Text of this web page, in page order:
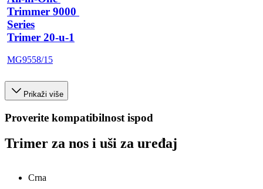
Trimmer 9000
Series
Trimer 20-u-1
MG9558/15
Prikaži više
Proverite kompatibilnost ispod
Trimer za nos i uši za uređaj
Crna